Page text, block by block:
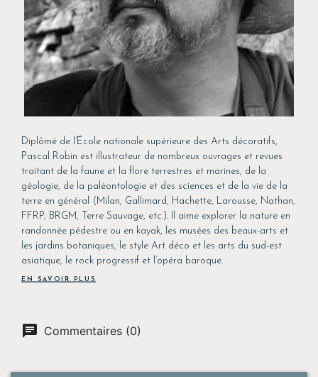
Diplômé de l’École nationale supérieure des Arts décoratifs,
Pascal Robin est illustrateur de nombreux ouvrages et revues
traitant de la faune et la flore terrestres et marines, de la
géologie, de la paléontologie et des sciences et de la vie de la
terre en général (Milan, Gallimard, Hachette, Larousse, Nathan,
FFRP, BRGM, Terre Sauvage, etc.). Il aime explorer la nature en
randonnée pédestre ou en kayak, les musées des beaux-arts et
les jardins botaniques, le style Art déco et les arts du sud-est
asiatique, le rock progressif et l’opéra baroque.
EN SAVOIR PLUS
Commentaires (0)